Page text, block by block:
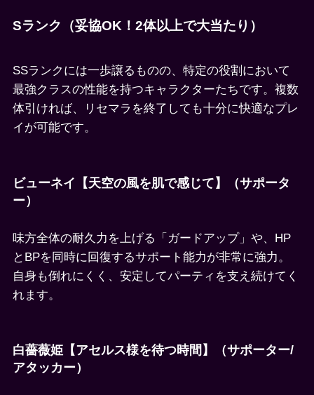
Sランク（妥協OK！2体以上で大当たり）
SSランクには一歩譲るものの、特定の役割において
最強クラスの性能を持つキャラクターたちです。複数
体引ければ、リセマラを終了しても十分に快適なプレ
イが可能です。
ビューネイ【天空の風を肌で感じて】（サポータ
ー）
味方全体の耐久力を上げる「ガードアップ」や、HP
とBPを同時に回復するサポート能力が非常に強力。
自身も倒れにくく、安定してパーティを支え続けてく
れます。
白薔薇姫【アセルス様を待つ時間】（サポーター/
アタッカー）